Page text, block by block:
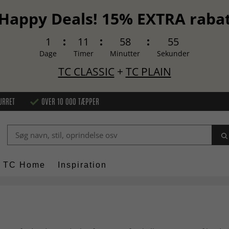
Deals! 15% EXTRA
1
Dage
11
Timer
58
Minutter
53
Sekunder
TC CLASSIC+ TC PLAIN
OVER 10 000 TÆPPER
TC Home Inspiration